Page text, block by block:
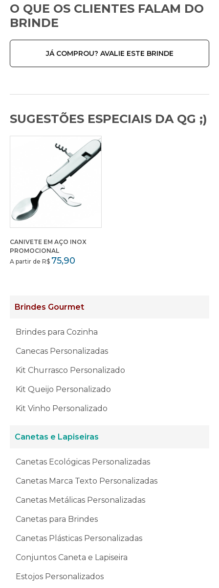
Brindes Gourmet
Brindes para Cozinha
Canecas Personalizadas
Kit Churrasco Personalizado
Kit Queijo Personalizado
Kit Vinho Personalizado
Canetas e Lapiseiras
Canetas Ecológicas Personalizadas
Canetas Marca Texto Personalizadas
Canetas Metálicas Personalizadas
Canetas para Brindes
Canetas Plásticas Personalizadas
Conjuntos Caneta e Lapiseira
Estojos Personalizados
O QUE OS CLIENTES FALAM DO
BRINDE
JÁ COMPROU? AVALIE ESTE BRINDE
SUGESTÕES ESPECIAIS DA QG ;)
CANIVETE EM AÇO INOX
PROMOCIONAL
A partir de R$ 75,90